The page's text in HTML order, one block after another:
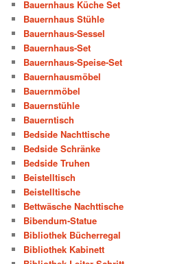
Bauernhaus Küche Set
Bauernhaus Stühle
Bauernhaus-Sessel
Bauernhaus-Set
Bauernhaus-Speise-Set
Bauernhausmöbel
Bauernmöbel
Bauernstühle
Bauerntisch
Bedside Nachttische
Bedside Schränke
Bedside Truhen
Beistelltisch
Beistelltische
Bettwäsche Nachttische
Bibendum-Statue
Bibliothek Bücherregal
Bibliothek Kabinett